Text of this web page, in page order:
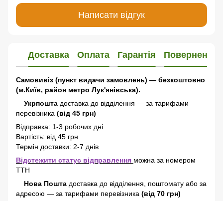
Написати відгук
Доставка Оплата Гарантія Повернення
Самовивіз (пункт видачи замовлень) — безкоштовно
(м.Київ, район метро Лук'янівська).
Укрпошта доставка до відділення — за тарифами
перевізника (від 45 грн)
Відправка: 1-3 робочих дні
Вартість: від 45 грн
Термін доставки: 2-7 днів
Відстежити статус відправлення можна за номером
ТТН
Нова Пошта доставка до відділення, поштомату або за
адресою — за тарифами перевізника (від 70 грн)